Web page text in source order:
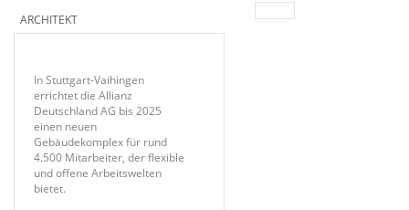
ARCHITEKT
In Stuttgart-Vaihingen
errichtet die Allianz
Deutschland AG bis 2025
einen neuen
Gebäudekomplex für rund
4.500 Mitarbeiter, der flexible
und offene Arbeitswelten
bietet.